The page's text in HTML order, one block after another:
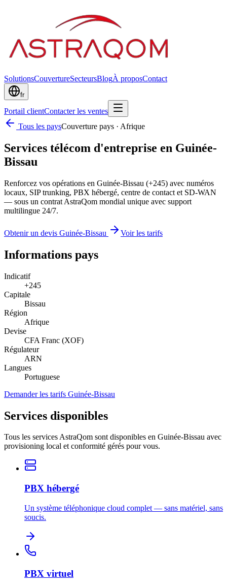
SolutionsCouvertureSecteursBlogÀ proposContact
fr
Portail clientContacter les ventes
Tous les paysCouverture pays · Afrique
Services télécom d'entreprise en Guinée-
Bissau
Renforcez vos opérations en Guinée-Bissau (+245) avec numéros
locaux, SIP trunking, PBX hébergé, centre de contact et SD-WAN
— sous un contrat AstraQom mondial unique avec support
multilingue 24/7.
Obtenir un devis Guinée-Bissau Voir les tarifs
Informations pays
Indicatif
+245
Capitale
Bissau
Région
Afrique
Devise
CFA Franc (XOF)
Régulateur
ARN
Langues
Portuguese
Demander les tarifs Guinée-Bissau
Services disponibles
Tous les services AstraQom sont disponibles en Guinée-Bissau avec
provisioning local et conformité gérés pour vous.
PBX hébergé
Un système téléphonique cloud complet — sans matériel, sans
soucis.
PBX virtuel